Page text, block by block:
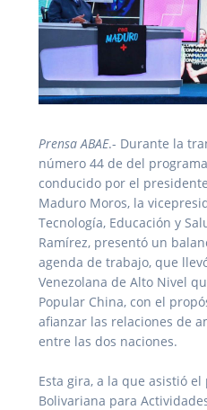
Prensa ABAE.- Durante la
número 44 de del
conducido por el
Maduro Moros, la
Tecnología, Educación y
Ramírez, presentó un
agenda de trabajo, que
Venezolana de Alto Nivel
Popular China, con el
afianzar las relaciones de
entre las dos naciones.
Esta gira, a la que asistió
Bolivariana para